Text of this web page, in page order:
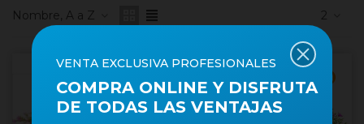
Nombre, A a Z 2
VENTA EXCLUSIVA PROFESIONALES
COMPRA ONLINE Y DISFRUTA
DE TODAS LAS VENTAJAS